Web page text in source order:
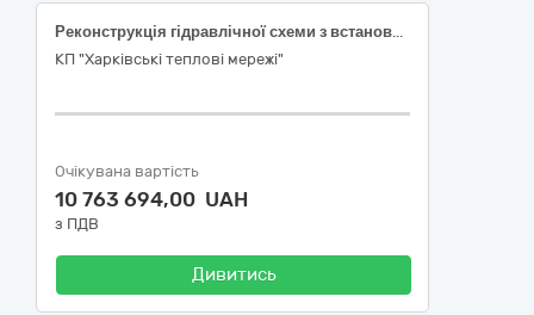
Реконструкція гідравлічної схеми з встановлення ЧРП6 кВ за адресою: м. Харків, *** (ЧРП №5-8) (код ДК: 021:2015-45454000-4-Реконструкція )
КП "Харківські теплові мережі"
Очікувана вартість
10 763 694,00 UAH
з ПДВ
Дивитись